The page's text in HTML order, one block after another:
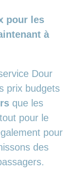
pour les
à
Dour
prix budgets
que les
pour le
pour
des